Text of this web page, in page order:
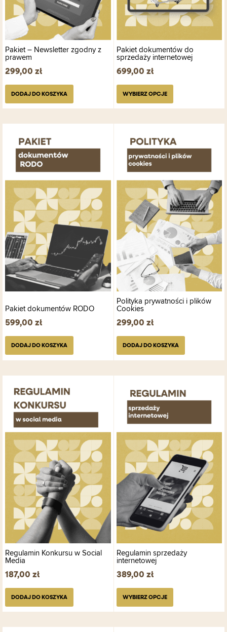
Pakiet – Newsletter zgodny z
prawem
299,00 zł
DODAJ DO KOSZYKA
Pakiet dokumentów do
sprzedaży internetowej
699,00 zł
WYBIERZ OPCJE
Pakiet dokumentów RODO
599,00 zł
DODAJ DO KOSZYKA
Polityka prywatności i plików
Cookies
299,00 zł
DODAJ DO KOSZYKA
Regulamin Konkursu w Social
Media
187,00 zł
DODAJ DO KOSZYKA
Regulamin sprzedaży
internetowej
389,00 zł
WYBIERZ OPCJE
produkt
ma
wiele
wariantów.
Opcje
można
wybrać
na
stronie
produktu